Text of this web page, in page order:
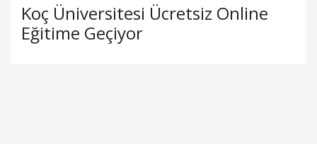
Koç Üniversitesi Ücretsiz Online
Eğitime Geçiyor